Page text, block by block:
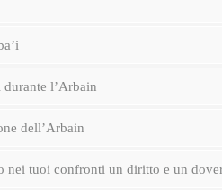
l’Arbain
dell’Arbain
nei tuoi confronti un diritto e un